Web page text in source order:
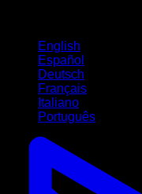
English
Español
Deutsch
Français
Italiano
Português